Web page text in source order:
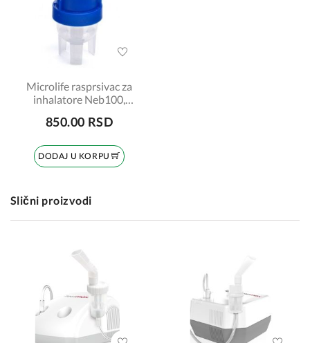
Microlife rasprsivac za
inhalatore Neb100,
Neb410
850.00 RSD
DODAJ U KORPU
Slični proizvodi